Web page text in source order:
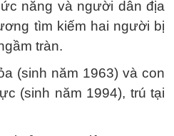
năng và người dân địa
tìm kiếm hai người bị
tràn.
(sinh năm 1963) và con
(sinh năm 1994), trú tại